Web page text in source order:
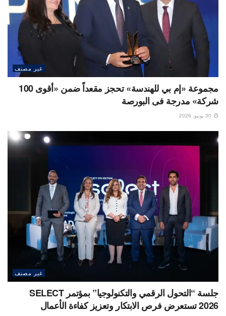
غير مصنف
مجموعة «إم بي للهندسة» تحجز مقعداً ضمن «أقوى 100
شركة» مدرجة فى البورصة
غير مصنف
جلسة “التحول الرقمي والتكنولوجيا” بمؤتمر SELECT
2026 تستعرض فرص الابتكار وتعزيز كفاءة الأعمال